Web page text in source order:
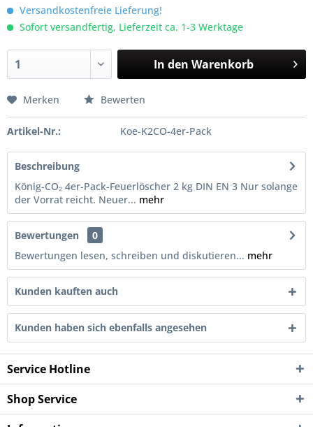
Versandkostenfreie Lieferung!
Sofort versandfertig, Lieferzeit ca. 1-3 Werktage
In den Warenkorb
Merken Bewerten
Artikel-Nr.: Koe-K2CO-4er-Pack
Beschreibung
König-CO₂ 4er-Pack-Feuerlöscher 2 kg DIN EN 3 Nur solange
der Vorrat reicht. Neuer... mehr
Bewertungen
0
Bewertungen lesen, schreiben und diskutieren... mehr
Kunden kauften auch
Kunden haben sich ebenfalls angesehen
Service Hotline
Shop Service